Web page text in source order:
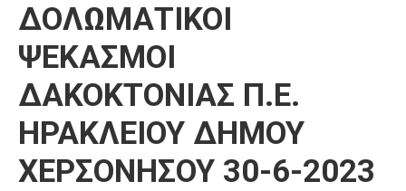
Επικοινωνία
ΔΟΛΩΜΑΤΙΚΟΙ
ΨΕΚΑΣΜΟΙ
ΔΑΚΟΚΤΟΝΙΑΣ Π.Ε.
ΗΡΑΚΛΕΙΟΥ ΔΗΜΟΥ
ΧΕΡΣΟΝΗΣΟΥ 30-6-2023